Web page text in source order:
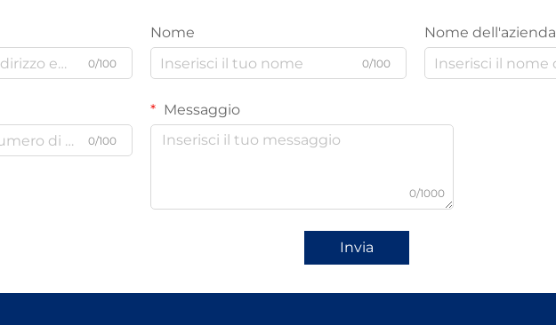
0/100
Nome
0/100
Nome dell'azienda
0/100
Messaggio
0/1000
Invia